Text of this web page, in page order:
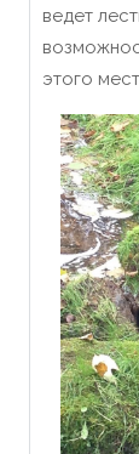
ведет
этого